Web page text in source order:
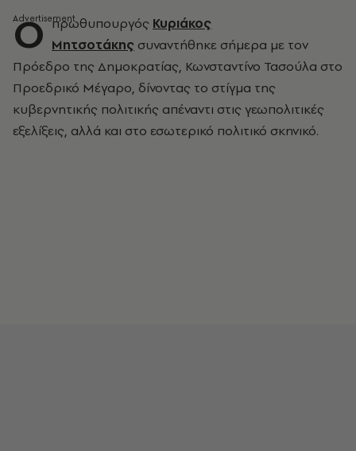
Ο πρωθυπουργός Κυριάκος
Μητσοτάκης συναντήθηκε σήμερα με τον
Πρόεδρο της Δημοκρατίας, Κωνσταντίνο Τασούλα στο
Προεδρικό Μέγαρο, δίνοντας το στίγμα της
κυβερνητικής πολιτικής απέναντι στις γεωπολιτικές
εξελίξεις, αλλά και στο εσωτερικό πολιτικό σκηνικό.